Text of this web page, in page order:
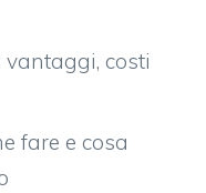
vantaggi, costi
fare e cosa